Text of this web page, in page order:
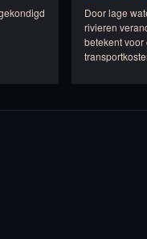
Door lage
rivieren
betekent